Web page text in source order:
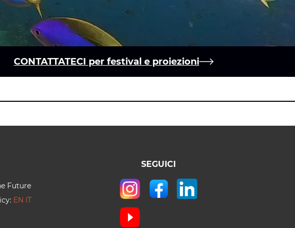
CONTATTATECI per festival e proiezioni
Future
EN IT
SEGUICI